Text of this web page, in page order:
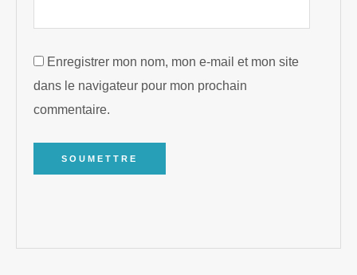
Enregistrer mon nom, mon e-mail et mon site
dans le navigateur pour mon prochain
commentaire.